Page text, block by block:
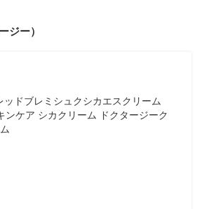
ジー）
ッドブレミシュクシカエスクリーム
ンケア シカクリーム ドクタージーク